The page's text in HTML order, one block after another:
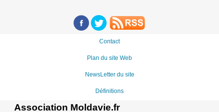
Contact
Plan du site Web
NewsLetter du site
Définitions
Association Moldavie.fr